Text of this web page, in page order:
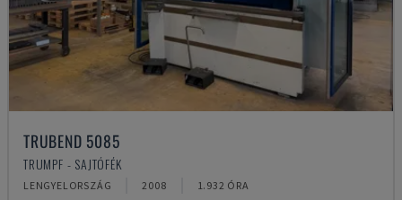
TRUBEND 5085
TRUMPF - SAJTÓFÉK
LENGYELORSZÁG 2008 1.932 ÓRA